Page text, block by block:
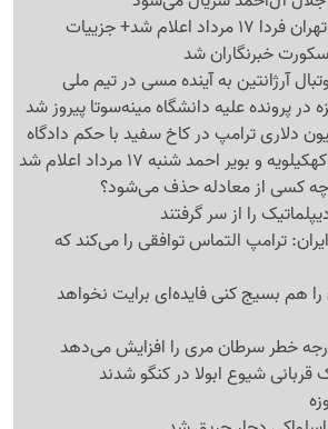
اعلام شد+ جزییات
خبرنگاران شد
آرژانتین به آینده مسی در تیم ملی
در پرونده علیه دانشگاه مینه‌سوتا پیروز شد
و بویر احمد شنبه 17 مرداد اعلام شد
کسی از معادله حذف می‌شود؟
را از سر گرفتند
ترامپ التماس توافقی را می‌کند که
هم بسیج کنی فایده‌ای برایت نخواهد